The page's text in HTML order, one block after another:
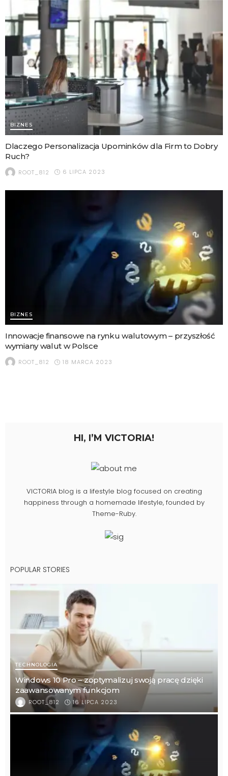
BIZNES
Dlaczego Personalizacja Upominków dla Firm to Dobry
Ruch?
ROOT_812 6 LIPCA 2023
BIZNES
Innowacje finansowe na rynku walutowym – przyszłość
wymiany walut w Polsce
ROOT_812 18 MARCA 2023
HI, I’M VICTORIA!
VICTORIA blog is a lifestyle blog focused on creating
happiness through a homemade lifestyle, founded by
Theme-Ruby.
POPULAR STORIES
TECHNOLOGIA
Windows 10 Pro – zoptymalizuj swoją pracę dzięki
zaawansowanym funkcjom
ROOT_812 16 LIPCA 2023